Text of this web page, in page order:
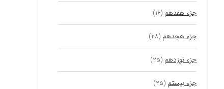
جزء هفدهم (۱۶)
جزء هجدهم (۲۸)
جزء نوزدهم (۲۵)
جزء بیستم (۲۵)